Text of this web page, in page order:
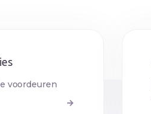
voordeuren